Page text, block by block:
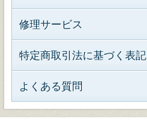
修理サービス
特定商取引法に基づく表記
よくある質問